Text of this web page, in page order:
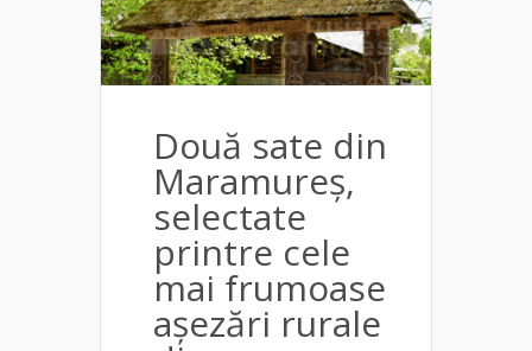
Două sate din
Maramureș,
selectate
printre cele
mai frumoase
așezări rurale